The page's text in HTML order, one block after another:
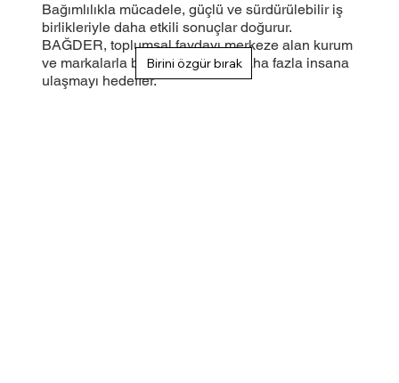
Bağımlılıkla mücadele, güçlü ve sürdürülebilir iş
birlikleriyle daha etkili sonuçlar doğurur.
BAĞDER, toplumsal faydayı merkeze alan kurum
ve markalarla birlikte çalışarak daha fazla insana
ulaşmayı hedefler.
Birini özgür bırak